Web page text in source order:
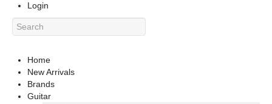
Login
Home
New Arrivals
Brands
Guitar